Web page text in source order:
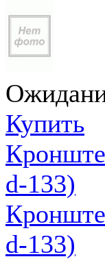
Купить
d-133)
d-133)